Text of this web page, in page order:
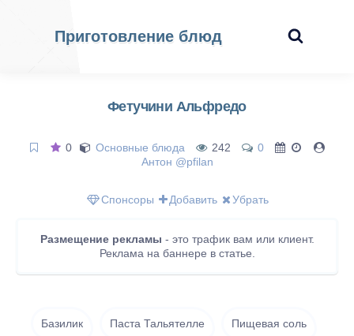
Приготовление блюд
Фетучини Альфредо
0 Основные блюда 242
0
Антон @pfilan
Спонсоры Добавить Убрать
Размещение рекламы - это трафик вам или клиент.
Реклама на баннере в статье.
Базилик Паста Тальятелле Пищевая соль